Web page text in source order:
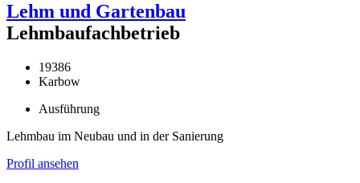
Lehm und Gartenbau
Lehmbaufachbetrieb
19386
Karbow
Ausführung
Lehmbau im Neubau und in der Sanierung
Profil ansehen